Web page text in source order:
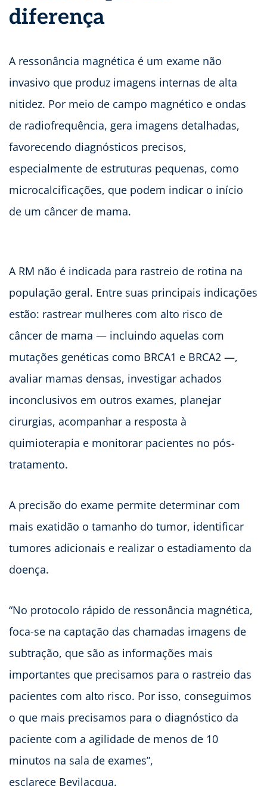
diferença
A ressonância magnética é um exame não
invasivo que produz imagens internas de alta
nitidez. Por meio de campo magnético e ondas
de radiofrequência, gera imagens detalhadas,
favorecendo diagnósticos precisos,
especialmente de estruturas pequenas, como
microcalcificações, que podem indicar o início
de um câncer de mama.
A RM não é indicada para rastreio de rotina na
população geral. Entre suas principais indicações
estão: rastrear mulheres com alto risco de
câncer de mama — incluindo aquelas com
mutações genéticas como BRCA1 e BRCA2 —,
avaliar mamas densas, investigar achados
inconclusivos em outros exames, planejar
cirurgias, acompanhar a resposta à
quimioterapia e monitorar pacientes no pós-
tratamento.
A precisão do exame permite determinar com
mais exatidão o tamanho do tumor, identificar
tumores adicionais e realizar o estadiamento da
doença.
“No protocolo rápido de ressonância magnética,
foca-se na captação das chamadas imagens de
subtração, que são as informações mais
importantes que precisamos para o rastreio das
pacientes com alto risco. Por isso, conseguimos
o que mais precisamos para o diagnóstico da
paciente com a agilidade de menos de 10
minutos na sala de exames”,
esclarece Bevilacqua.